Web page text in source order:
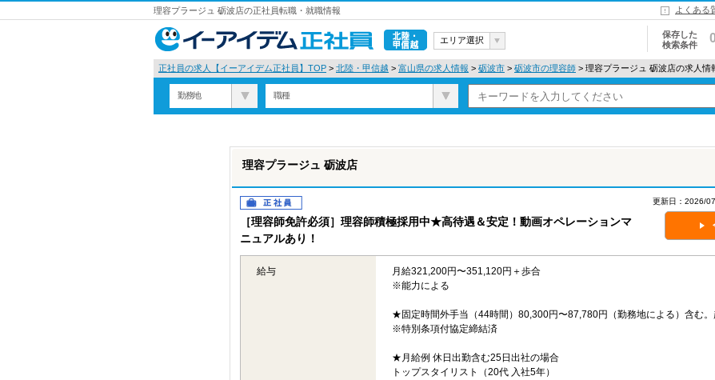
理容プラージュ 砺波店の正社員転職・就職情報 よくある
北陸・甲信
越
エリア選択
保存した
検索条件
0
正社員の求人【イーアイデム正社員】TOP > 北陸・甲信越 > 富山県の求人情報 > 砺波市 > 砺波市の理容師 > 理容プラージュ 砺波店の求人情
勤務地 職種
理容プラージュ 砺波店
正社員
［理容師免許必須］理容師積極採用中★高待遇＆安定！動画オペレーションマ
ニュアルあり！
更新日：2026/
給与
月給321,200円〜351,120円＋歩合
※能力による
★固定時間外手当（44時間）80,300円〜87,780円（勤務地による）含む。
※特別条項付協定締結済
★月給例 休日出勤含む25日出社の場合
トップスタイリスト（20代 入社5年）